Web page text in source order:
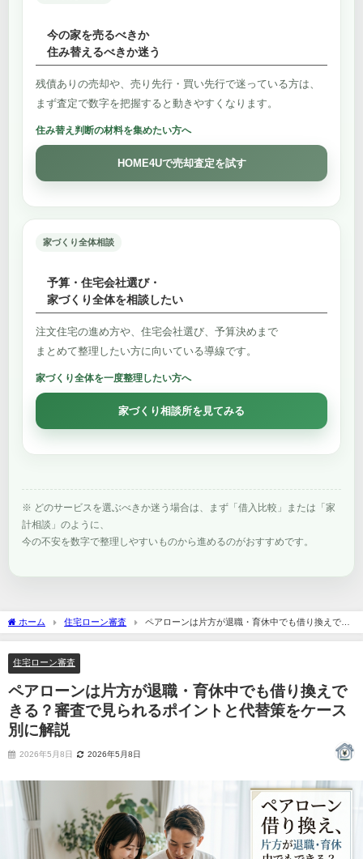
今の家を売るべきか
住み替えるべきか迷う
残債ありの売却や、売り先行・買い先行で迷っている方は、
まず査定で数字を把握すると動きやすくなります。
住み替え判断の材料を集めたい方へ
HOME4Uで売却査定を試す
家づくり全体相談
予算・住宅会社選び・
家づくり全体を相談したい
注文住宅の進め方や、住宅会社選び、予算決めまで
まとめて整理したい方に向いている導線です。
家づくり全体を一度整理したい方へ
家づくり相談所を見てみる
※ どのサービスを選ぶべきか迷う場合は、まず「借入比較」または「家
計相談」のように、
今の不安を数字で整理しやすいものから進めるのがおすすめです。
ホーム 住宅ローン審査
ペアローンは片方が退職・育休中でも借り換えでき
る？審査で見られるポイントと代替策をケース別に解説
住宅ローン審査
ペアローンは片方が退職・育休中でも借り換えで
きる？審査で見られるポイントと代替策をケース
別に解説
2026年5月8日 2026年5月8日